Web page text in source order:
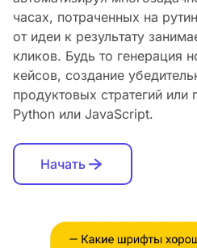
часах, потраченных на
от идеи к результату
кликов. Будь то генерация
кейсов, создание
продуктовых стратегий
Python или JavaScript.
Начать